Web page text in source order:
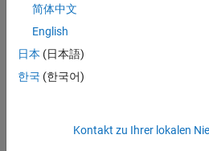
die
Ihren
entsprechen,
werden
unseres
简体中文
English
日本 (日本語)
한국 (한국어)
Kontakt zu Ihrer lokalen